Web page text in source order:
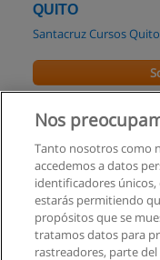
QUITO
Santacruz Cursos Quito
Curso - Charla:
Qué son y Cuál
Corporación Gestión
Tecnología
Nos
Tanto nosotros como
accedemos a datos
identificadores únicos,
estarás permitiendo
propósitos que se
tratamos datos para
rastreadores, parte